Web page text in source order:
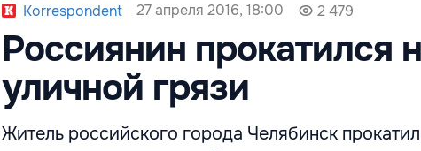
Korrespondent 27 апреля 2016, 18:00 2 479
Россиянин прокатился
уличной грязи
Житель российского города Челябинск